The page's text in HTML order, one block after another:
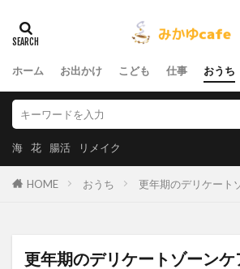
ホーム お出かけ こども 仕事 おうち
海 花 腸活 リメイク
HOME おうち 更年期のデリケート
更年期のデリケートゾーン